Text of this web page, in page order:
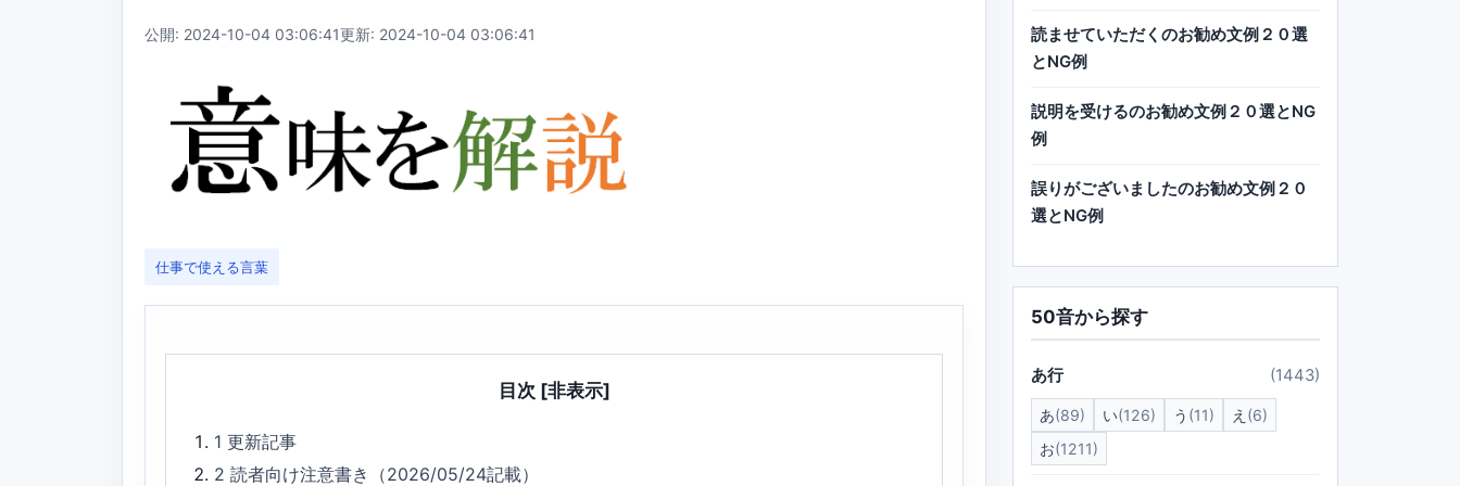
公開: 2024-10-04 03:06:41更新: 2024-10-04 03:06:41
仕事で使える言葉
目次 [非表示]
1更新記事
2読者向け注意書き（2026/05/24記載）
読ませていただくのお勧め文例２０選
とNG例
説明を受けるのお勧め文例２０選とNG
例
誤りがございましたのお勧め文例２０
選とNG例
50音から探す
あ行 (1443)
あ(89) い(126) う (11) え (6)
お(1211)